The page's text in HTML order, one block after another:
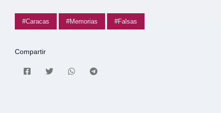
#Caracas #Memorias #Falsas
Compartir